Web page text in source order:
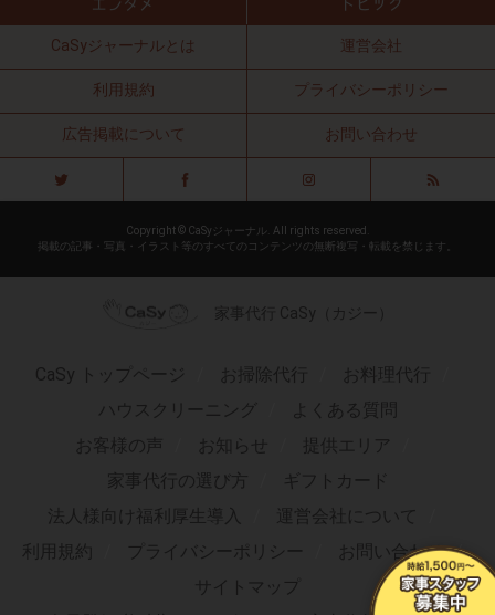
CaSyジャーナルとは 運営会社
利用規約 プライバシーポリシー
広告掲載について お問い合わせ
Copyright © CaSyジャーナル. All rights reserved.
掲載の記事・写真・イラスト等のすべてのコンテンツの無断複写・転載を禁じます。
家事代行 CaSy（カジー）
CaSy トップページ お掃除代行
お料理代行
ハウスクリーニング
よくある質問
お客様の声
お知らせ
提供エリア
家事代行の選び方
ギフトカード
法人様向け福利厚生導入
運営会社について
利用規約
プライバシーポリシー
お問い合わせ
サイトマップ